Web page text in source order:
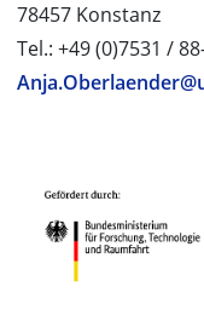
78457 Konstanz
Tel.: +49 (0)7531 /